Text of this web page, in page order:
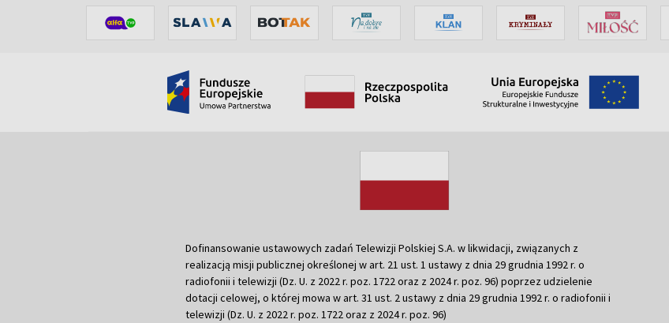
Dofinansowanie ustawowych zadań Telewizji Polskiej S.A. w likwidacji, związanych z
realizacją misji publicznej określonej w art. 21 ust. 1 ustawy z dnia 29 grudnia 1992 r. o
radiofonii i telewizji (Dz. U. z 2022 r. poz. 1722 oraz z 2024 r. poz. 96) poprzez udzielenie
dotacji celowej, o której mowa w art. 31 ust. 2 ustawy z dnia 29 grudnia 1992 r. o radiofonii i
telewizji (Dz. U. z 2022 r. poz. 1722 oraz z 2024 r. poz. 96)